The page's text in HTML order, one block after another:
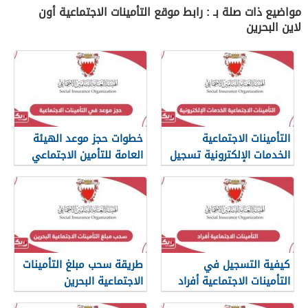
مواضيع ذات صلة بـ : رابط موقع التأمينات الاجتماعية أون
لاين البحرين
التأمينات الاجتماعية
الخدمات الإلكترونية تسجيل
الدخول
خطوات حجز موعد الهيئة
العامة للتأمين الاجتماعي
البحرين
كيفية التسجيل في
التأمينات الاجتماعية أفراد
البحرين
طريقة سحب مبلغ التأمينات
الاجتماعية البحرين